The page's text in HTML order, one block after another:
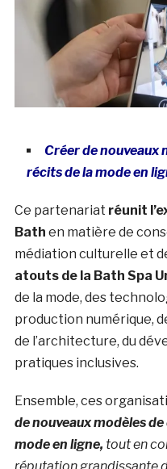
Créer de nouveaux
récits de la mode en
Ce partenariat réunit
Bath en matière de
médiation culturelle et
atouts de la Bath Spa
de la mode, des
production numérique,
de l’architecture, du
pratiques inclusives.
Ensemble, ces
de nouveaux modèles
mode en ligne, tout en